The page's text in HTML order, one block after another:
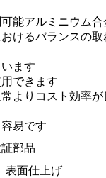
能アルミニウム合
けるバランスの取
ます
できます
よりコスト効率が
易です
部品
表面仕上げ